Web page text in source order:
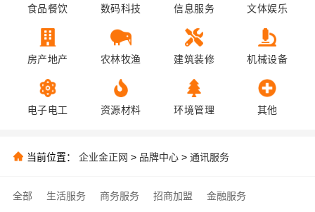
食品餐饮 数码科技 信息服务 文体娱乐
房产地产 农林牧渔 建筑装修 机械设备
电子电工 资源材料 环境管理 其他
当前位置： 企业金正网 > 品牌中心 > 通讯服务
全部 生活服务 商务服务 招商加盟
金融服务